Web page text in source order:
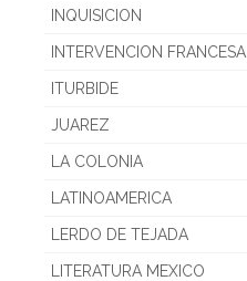
INQUISICION
INTERVENCION FRANCESA
ITURBIDE
JUAREZ
LA COLONIA
LATINOAMERICA
LERDO DE TEJADA
LITERATURA MEXICO